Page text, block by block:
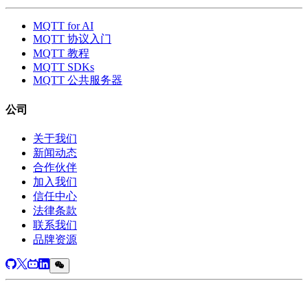
MQTT for AI
MQTT 协议入门
MQTT 教程
MQTT SDKs
MQTT 公共服务器
公司
关于我们
新闻动态
合作伙伴
加入我们
信任中心
法律条款
联系我们
品牌资源